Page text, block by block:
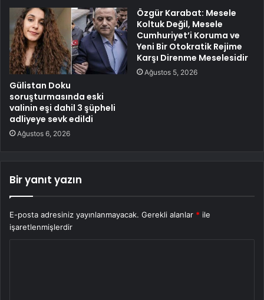
Gülistan Doku
soruşturmasında eski
valinin eşi dahil 3 şüpheli
adliyeye sevk edildi
Ağustos 6, 2026
Özgür Karabat: Mesele
Koltuk Değil, Mesele
Cumhuriyet’i Koruma ve
Yeni Bir Otokratik Rejime
Karşı Direnme Meselesidir
Ağustos 5, 2026
Bir yanıt yazın
E-posta adresiniz yayınlanmayacak. Gerekli alanlar * ile
işaretlenmişlerdir